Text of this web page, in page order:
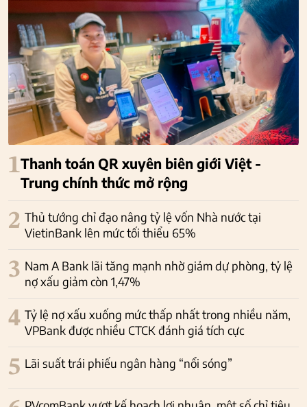
1Thanh toán QR xuyên biên giới Việt -
Trung chính thức mở rộng
2 Thủ tướng chỉ đạo nâng tỷ lệ vốn Nhà nước tại
VietinBank lên mức tối thiểu 65%
3 Nam A Bank lãi tăng mạnh nhờ giảm dự phòng, tỷ lệ
nợ xấu giảm còn 1,47%
4 Tỷ lệ nợ xấu xuống mức thấp nhất trong nhiều năm,
VPBank được nhiều CTCK đánh giá tích cực
5 Lãi suất trái phiếu ngân hàng “nổi sóng”